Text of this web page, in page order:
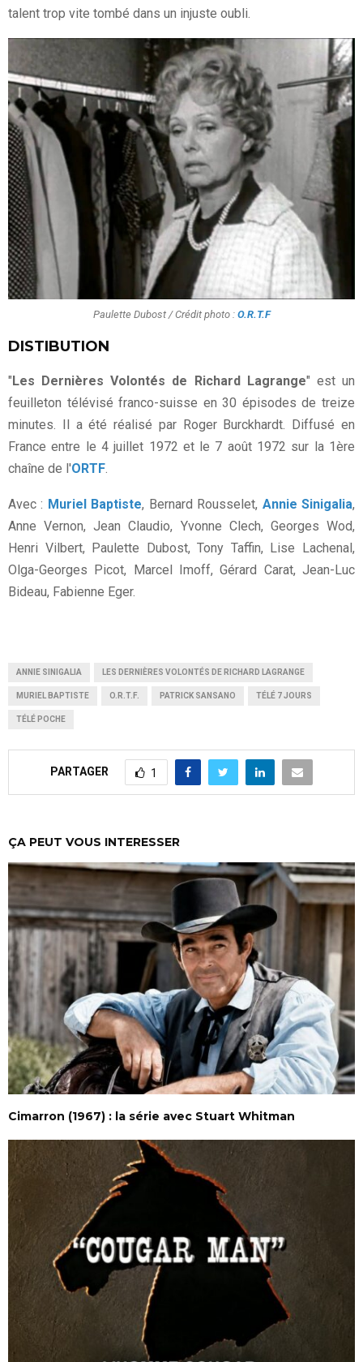
talent trop vite tombé dans un injuste oubli.
Paulette Dubost / Crédit photo : O.R.T.F
DISTIBUTION
" Les Dernières Volontés de Richard Lagrange" est un
feuilleton télévisé franco-suisse en 30 épisodes de treize
minutes. Il a été réalisé par Roger Burckhardt. Diffusé en
France entre le 4 juillet 1972 et le 7 août 1972 sur la 1ère
chaîne de l'ORTF.
Avec : Muriel Baptiste, Bernard Rousselet, Annie Sinigalia,
Anne Vernon, Jean Claudio, Yvonne Clech, Georges Wod,
Henri Vilbert, Paulette Dubost, Tony Taffin, Lise Lachenal,
Olga-Georges Picot, Marcel Imoff, Gérard Carat, Jean-Luc
Bideau, Fabienne Eger.
ANNIE SINIGALIA LES DERNIÈRES VOLONTÉS DE RICHARD LAGRANGE
MURIEL BAPTISTE O.R.T.F. PATRICK SANSANO TÉLÉ 7 JOURS
TÉLÉ POCHE
PARTAGER 1
ÇA PEUT VOUS INTERESSER
Cimarron (1967) : la série avec Stuart Whitman